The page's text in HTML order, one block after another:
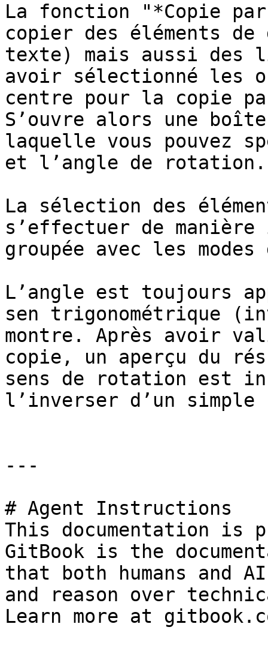
La fonction "*Copie
copier des éléments
texte) mais aussi des
avoir sélectionné les
centre pour la copie
S’ouvre alors une
laquelle vous pouvez
et l’angle de rotation.
La sélection des
s’effectuer de
groupée avec les
L’angle est toujours
sen trigonométrique
montre. Après avoir
copie, un aperçu du
sens de rotation est
l’inverser d’un
---
# Agent Instructions
This documentation is
GitBook is the
that both humans and
and reason over
Learn more at